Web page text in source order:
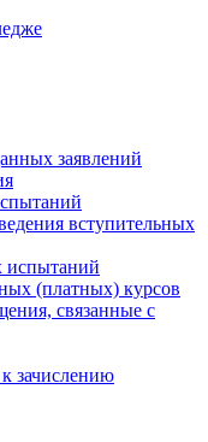
заявлений
вступительных
испытаний
(платных) курсов
связанные с
зачислению